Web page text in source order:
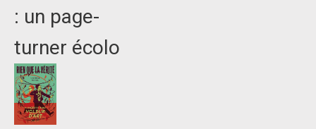
: un page-
turner écolo